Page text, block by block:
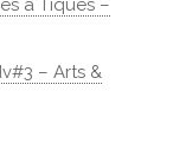
à Tiques –
– Arts &